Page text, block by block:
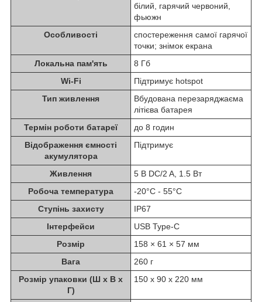
білий, гарячий червоний,
фьюжн
Особливості
спостереження самої гарячої
точки; знімок екрана
Локальна пам'ять
8 Гб
Wi-Fi
Підтримує hotspot
Тип живлення
Вбудована перезаряджаєма
літієва батарея
Термін роботи батареї
до 8 годин
Відображення ємності
акумулятора
Підтримує
Живлення
5 В DC/2 A, 1.5 Вт
Робоча температура
-20°C - 55°C
Ступінь захисту
IP67
Інтерфейси
USB Type-C
Розмір
158 × 61 × 57 мм
Вага
260 г
Розмір упаковки (Ш х В х
Г)
150 x 90 x 220 мм